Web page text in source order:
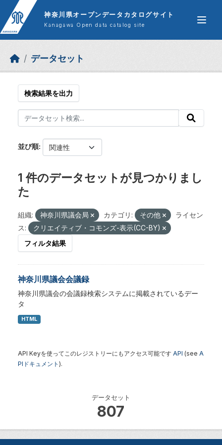
Skip to main content
神奈川県オープンデータカタログサイト
Kanagawa Open data catalog site
データセット
データセット
807
検索結果を出力
並び順
1 件のデータセットが見つかりまし
た
組織: 神奈川県議会局 カテゴリ: その他
ライセン
ス:
クリエイティブ・コモンズ-表示(CC-BY)
フィルタ結果
神奈川県議会会議録
神奈川県議会の会議録検索システムに掲載されているデー
タ
HTML
API Keyを使ってこのレジストリーにもアクセス可能です API (see A
PIドキュメント ).